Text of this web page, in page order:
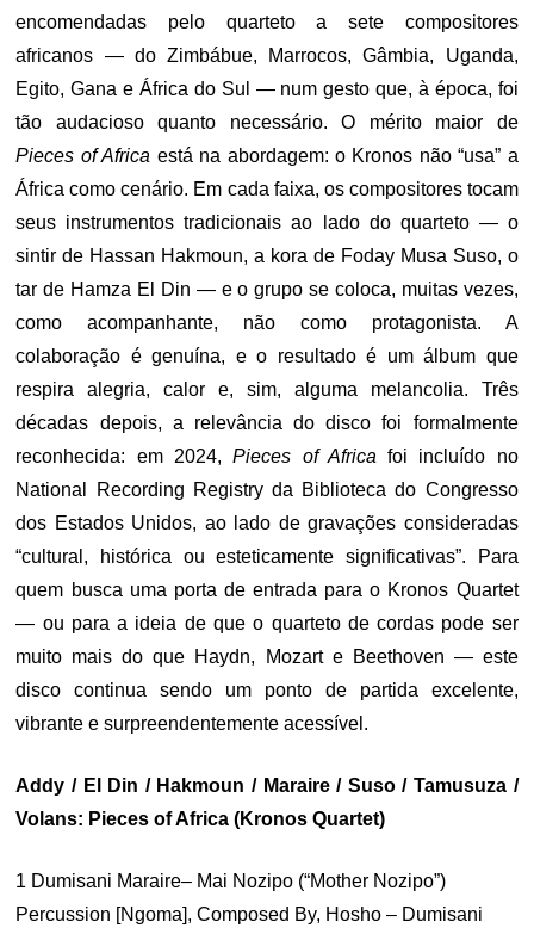
encomendadas pelo quarteto a sete compositores
africanos — do Zimbábue, Marrocos, Gâmbia, Uganda,
Egito, Gana e África do Sul — num gesto que, à época, foi
tão audacioso quanto necessário. O mérito maior de
Pieces of Africa está na abordagem: o Kronos não “usa” a
África como cenário. Em cada faixa, os compositores tocam
seus instrumentos tradicionais ao lado do quarteto — o
sintir de Hassan Hakmoun, a kora de Foday Musa Suso, o
tar de Hamza El Din — e o grupo se coloca, muitas vezes,
como acompanhante, não como protagonista. A
colaboração é genuína, e o resultado é um álbum que
respira alegria, calor e, sim, alguma melancolia. Três
décadas depois, a relevância do disco foi formalmente
reconhecida: em 2024,Pieces of Africa foi incluído no
National Recording Registry da Biblioteca do Congresso
dos Estados Unidos, ao lado de gravações consideradas
“cultural, histórica ou esteticamente significativas”. Para
quem busca uma porta de entrada para o Kronos Quartet
— ou para a ideia de que o quarteto de cordas pode ser
muito mais do que Haydn, Mozart e Beethoven — este
disco continua sendo um ponto de partida excelente,
vibrante e surpreendentemente acessível.
Addy / El Din / Hakmoun / Maraire / Suso / Tamusuza /
Volans: Pieces of Africa (Kronos Quartet)
1 Dumisani Maraire– Mai Nozipo (“Mother Nozipo”)
Percussion [Ngoma], Composed By, Hosho – Dumisani